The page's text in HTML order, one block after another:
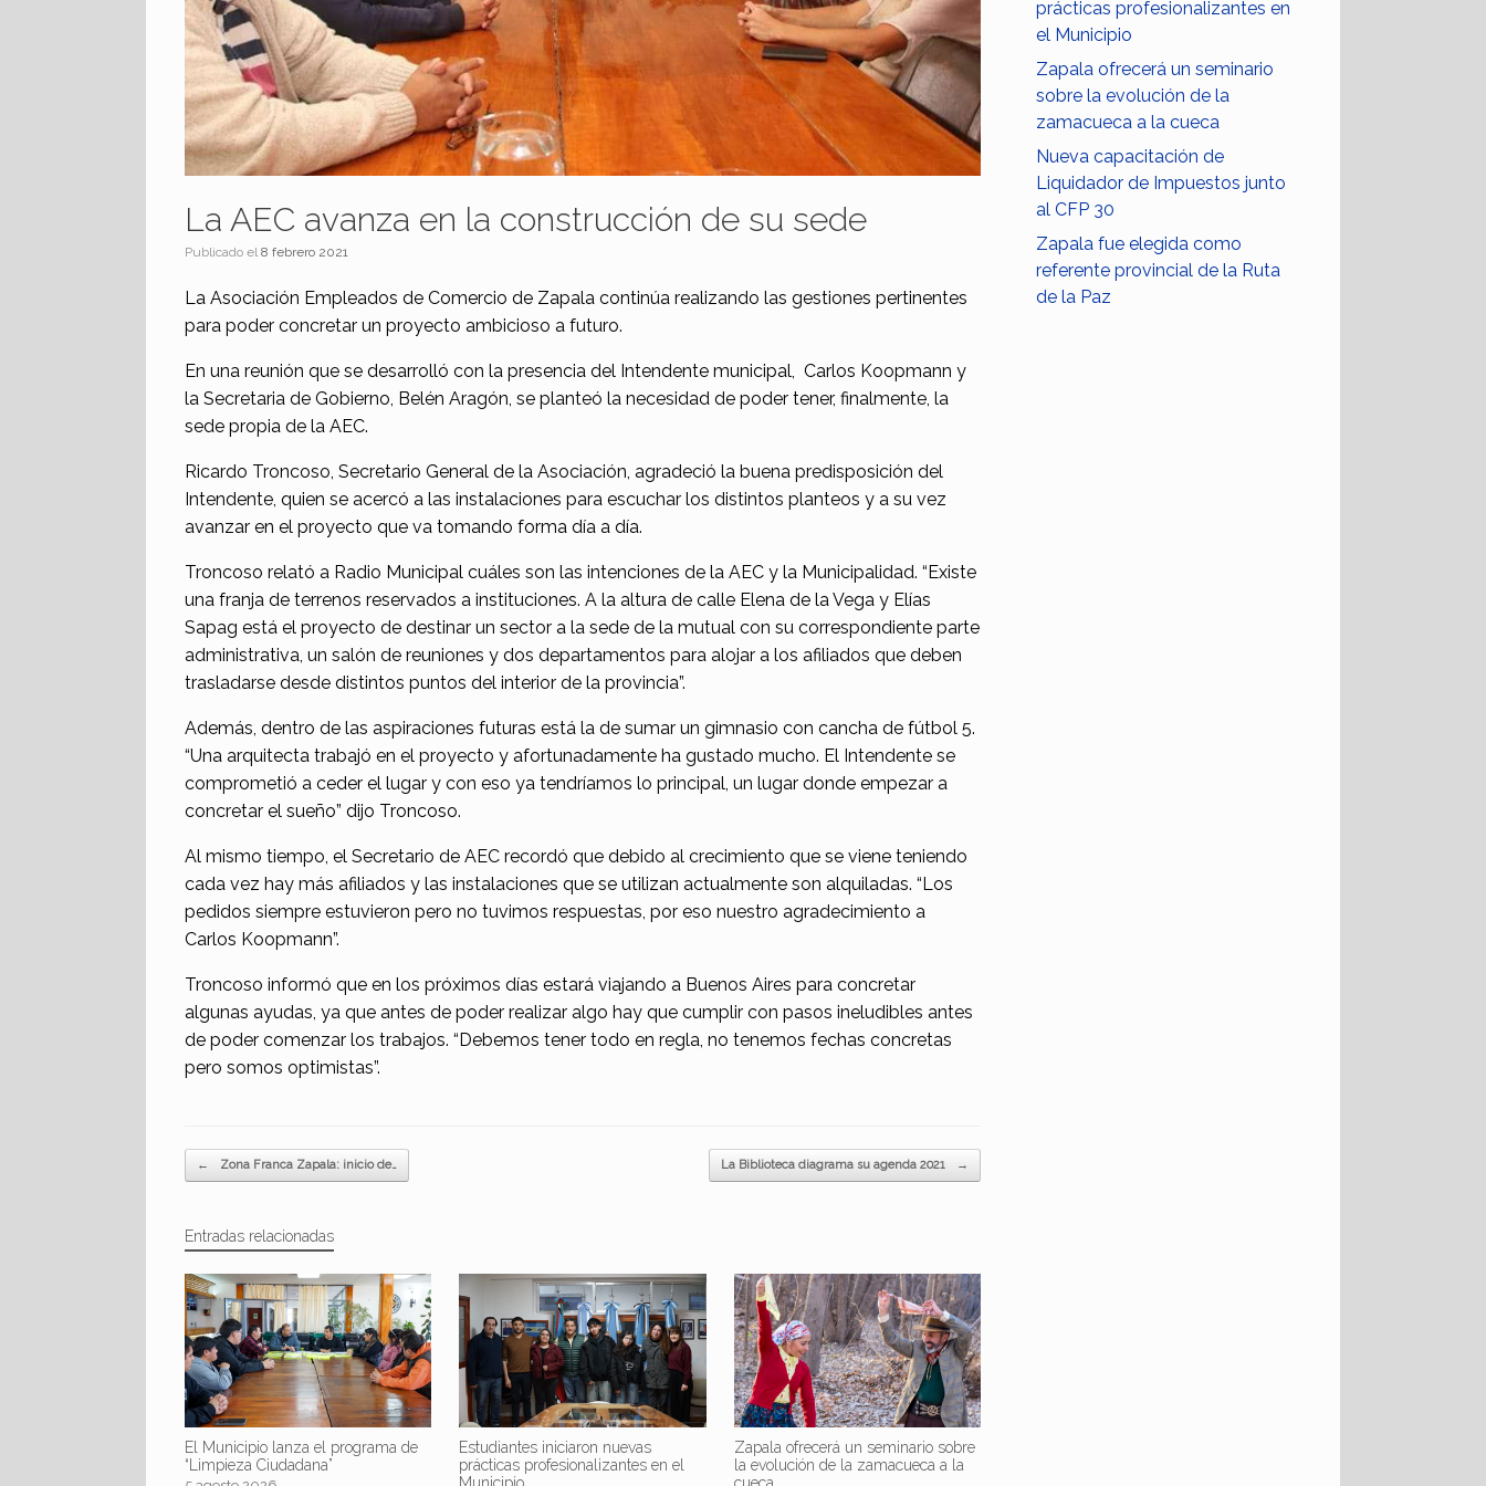
La AEC avanza en la construcción de su sede
Publicado el8 febrero 2021
La Asociación Empleados de Comercio de Zapala continúa realizando las gestiones pertinentes
para poder concretar un proyecto ambicioso a futuro.
En una reunión que se desarrolló con la presencia del Intendente municipal, Carlos Koopmann y
la Secretaria de Gobierno, Belén Aragón, se planteó la necesidad de poder tener, finalmente, la
sede propia de la AEC.
Ricardo Troncoso, Secretario General de la Asociación, agradeció la buena predisposición del
Intendente, quien se acercó a las instalaciones para escuchar los distintos planteos y a su vez
avanzar en el proyecto que va tomando forma día a día.
Troncoso relató a Radio Municipal cuáles son las intenciones de la AEC y la Municipalidad. “Existe
una franja de terrenos reservados a instituciones. A la altura de calle Elena de la Vega y Elías
Sapag está el proyecto de destinar un sector a la sede de la mutual con su correspondiente parte
administrativa, un salón de reuniones y dos departamentos para alojar a los afiliados que deben
trasladarse desde distintos puntos del interior de la provincia”.
Además, dentro de las aspiraciones futuras está la de sumar un gimnasio con cancha de fútbol 5.
“Una arquitecta trabajó en el proyecto y afortunadamente ha gustado mucho. El Intendente se
comprometió a ceder el lugar y con eso ya tendríamos lo principal, un lugar donde empezar a
concretar el sueño” dijo Troncoso.
Al mismo tiempo, el Secretario de AEC recordó que debido al crecimiento que se viene teniendo
cada vez hay más afiliados y las instalaciones que se utilizan actualmente son alquiladas. “Los
pedidos siempre estuvieron pero no tuvimos respuestas, por eso nuestro agradecimiento a
Carlos Koopmann”.
Troncoso informó que en los próximos días estará viajando a Buenos Aires para concretar
algunas ayudas, ya que antes de poder realizar algo hay que cumplir con pasos ineludibles antes
de poder comenzar los trabajos. “Debemos tener todo en regla, no tenemos fechas concretas
pero somos optimistas”.
Navegador de artículos
← Zona Franca Zapala: inicio de… La Biblioteca diagrama su agenda 2021 →
Entradas relacionadas
El Municipio lanza el programa de
“Limpieza Ciudadana”
Estudiantes iniciaron nuevas
prácticas profesionalizantes en el
Zapala ofrecerá un seminario sobre
la evolución de la zamacueca a la
prácticas profesionalizantes en
el Municipio
Zapala ofrecerá un seminario
sobre la evolución de la
zamacueca a la cueca
Nueva capacitación de
Liquidador de Impuestos junto
al CFP 30
Zapala fue elegida como
referente provincial de la Ruta
de la Paz